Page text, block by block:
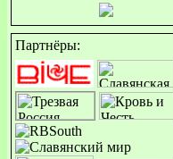
Партнёры: